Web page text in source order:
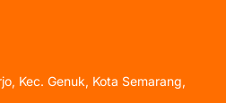
Kec. Genuk, Kota Semarang,